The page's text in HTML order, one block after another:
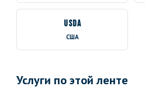
USDA
США
Услуги по этой ленте